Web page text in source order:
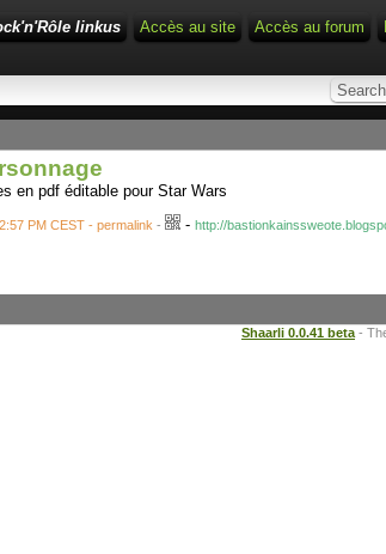
linkus Accès au site Accès au forum
en pdf éditable pour Star Wars
PM CEST - permalink - - http://
Shaarli 0.0.41 beta -